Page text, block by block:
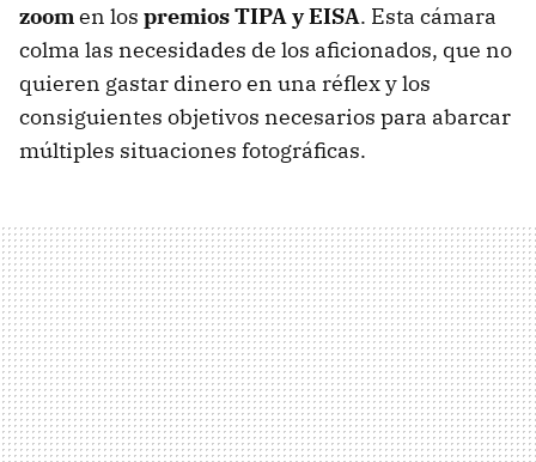
zoomen los premios TIPA y EISA. Esta cámara
colma las necesidades de los aficionados, que no
quieren gastar dinero en una réflex y los
consiguientes objetivos necesarios para abarcar
múltiples situaciones fotográficas.